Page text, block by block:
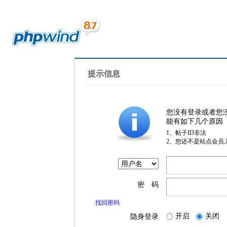
提示信息
您没有登录或者您
能有如下几个原因
1、帖子ID非法
2、您还不是站点会员
密 码
找回密码
隐身登录 开启 关闭